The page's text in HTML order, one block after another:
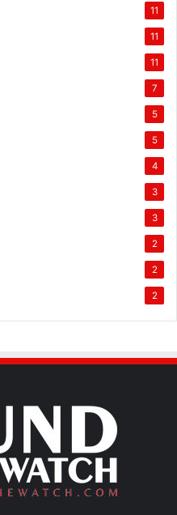
11
11
11
7
5
5
4
3
3
2
2
2